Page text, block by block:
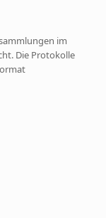
im
Die Protokolle